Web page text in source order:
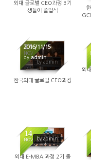
외대 글로벌 CEO과정 3기
생들이 졸업식
15
NOV
by admin
2016/11/15
by admin
한국외대 글로벌 CEO과정
외
14
NOV by admin
외대 E-MBA 과정 2기 졸